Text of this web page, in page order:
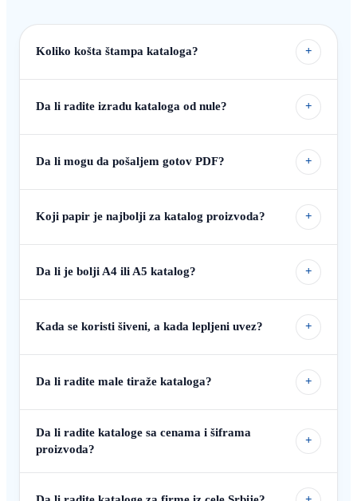
Koliko košta štampa kataloga? +
Da li radite izradu kataloga od nule? +
Da li mogu da pošaljem gotov PDF? +
Koji papir je najbolji za katalog proizvoda? +
Da li je bolji A4 ili A5 katalog? +
Kada se koristi šiveni, a kada lepljeni uvez? +
Da li radite male tiraže kataloga? +
Da li radite kataloge sa cenama i šiframa
proizvoda?
+